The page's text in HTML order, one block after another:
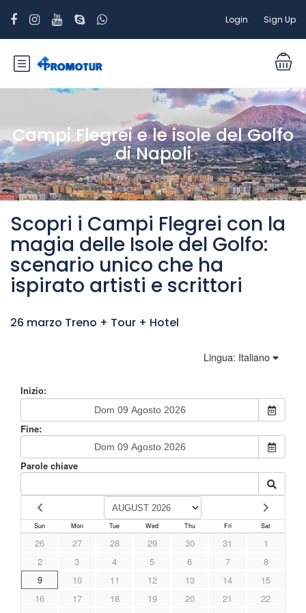
Login Sign Up
Campi Flegrei e le isole del Golfo
di Napoli
Scopri i Campi Flegrei con la
magia delle Isole del Golfo:
scenario unico che ha
ispirato artisti e scrittori
26 marzo Treno + Tour + Hotel